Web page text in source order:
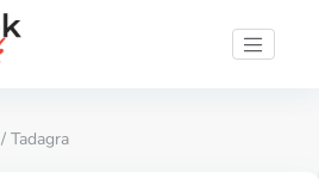
/ Tadagra